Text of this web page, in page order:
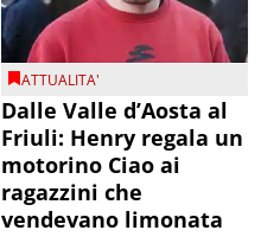
ATTUALITA'
Dalle Valle d’Aosta al
Friuli: Henry regala un
motorino Ciao ai
ragazzini che
vendevano limonata